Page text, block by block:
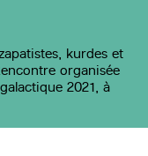
kurdes et
organisée
2021, à